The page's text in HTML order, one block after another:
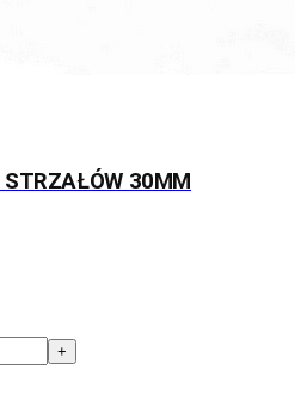
STRZAŁÓW 30MM
+